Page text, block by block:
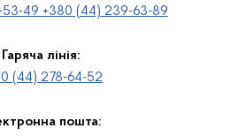
49 +380 (44) 239-63-89
Гаряча лінія:
(44) 278-64-52
пошта: